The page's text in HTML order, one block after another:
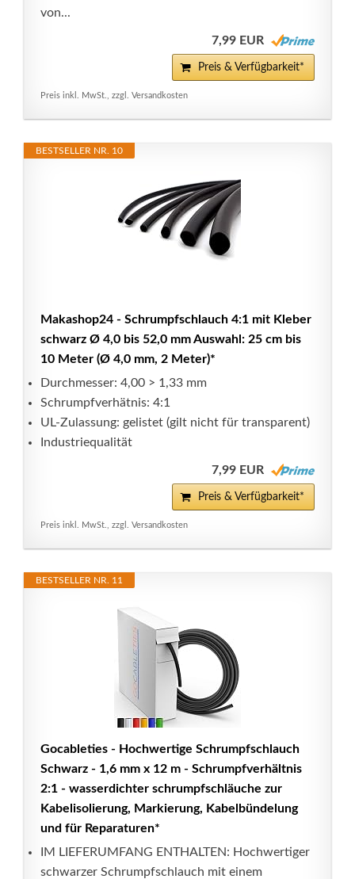
von...
7,99 EUR
Preis & Verfügbarkeit*
Preis inkl. MwSt., zzgl. Versandkosten
BESTSELLER NR. 10
Makashop24 - Schrumpfschlauch 4:1 mit Kleber
schwarz Ø 4,0 bis 52,0 mm Auswahl: 25 cm bis
10 Meter (Ø 4,0 mm, 2 Meter)*
Durchmesser: 4,00 > 1,33 mm
Schrumpfverhätnis: 4:1
UL-Zulassung: gelistet (gilt nicht für transparent)
Industriequalität
7,99 EUR
Preis & Verfügbarkeit*
Preis inkl. MwSt., zzgl. Versandkosten
BESTSELLER NR. 11
Gocableties - Hochwertige Schrumpfschlauch
Schwarz - 1,6 mm x 12 m - Schrumpfverhältnis
2:1 - wasserdichter schrumpfschläuche zur
Kabelisolierung, Markierung, Kabelbündelung
und für Reparaturen*
IM LIEFERUMFANG ENTHALTEN: Hochwertiger
schwarzer Schrumpfschlauch mit einem